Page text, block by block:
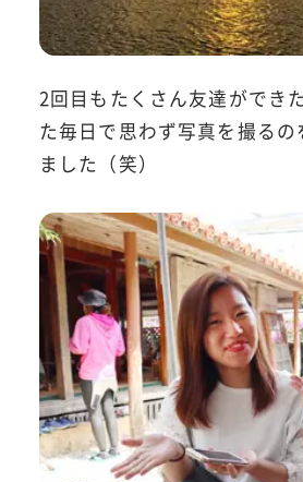
2回目もたくさん友達ができ
た毎日で思わず写真を撮るの
ました（笑）